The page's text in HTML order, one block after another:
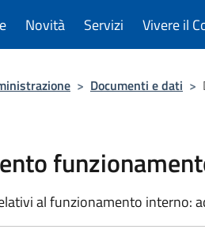
Novità Servizi Vivere il
> Documenti e dati >
al funzionamento interno: